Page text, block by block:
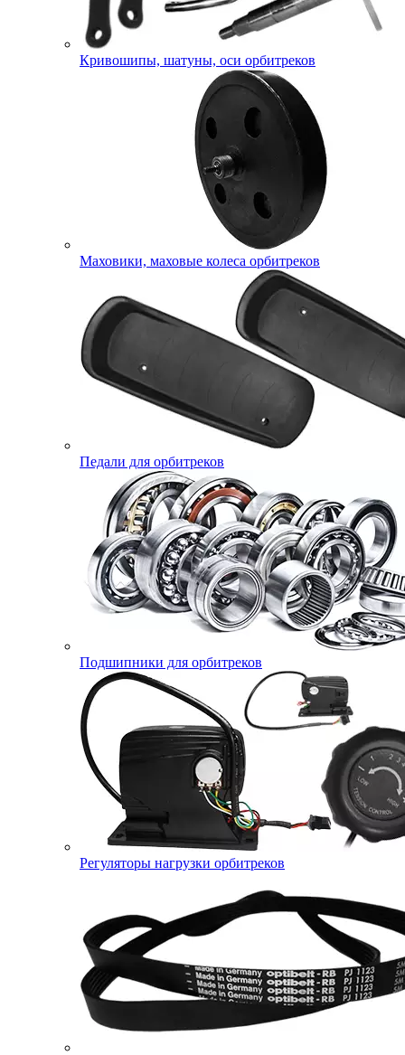
Кривошипы, шатуны, оси орбитреков
Маховики, маховые колеса орбитреков
Педали для орбитреков
Подшипники для орбитреков
Регуляторы нагрузки орбитреков